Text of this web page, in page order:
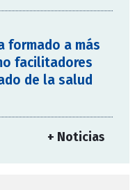
formado a más
facilitadores
de la salud
+ Noticias